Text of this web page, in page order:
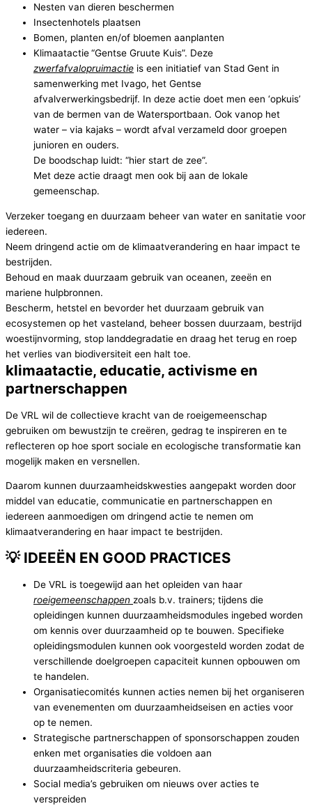
Nesten van dieren beschermen
Insectenhotels plaatsen
Bomen, planten en/of bloemen aanplanten
Klimaatactie“Gentse Gruute Kuis”. Deze
zwerfafvalopruimactie is een initiatief van Stad Gent in
samenwerking met Ivago, het Gentse
afvalverwerkingsbedrijf. In deze actie doet men een ‘opkuis’
van de bermen van de Watersportbaan. Ook vanop het
water – via kajaks – wordt afval verzameld door groepen
junioren en ouders.
De boodschap luidt: “hier start de zee”.
Met deze actie draagt men ook bij aan de lokale
gemeenschap.
Verzeker toegang en duurzaam beheer van water en sanitatie voor
iedereen.
Neem dringend actie om de klimaatverandering en haar impact te
bestrijden.
Behoud en maak duurzaam gebruik van oceanen, zeeën en
mariene hulpbronnen.
Bescherm, hetstel en bevorder het duurzaam gebruik van
ecosystemen op het vasteland, beheer bossen duurzaam, bestrijd
woestijnvorming, stop landdegradatie en draag het terug en roep
het verlies van biodiversiteit een halt toe.
klimaatactie, educatie, activisme en
partnerschappen
De VRL wil de collectieve kracht van de roeigemeenschap
gebruiken om bewustzijn te creëren, gedrag te inspireren en te
reflecteren op hoe sport sociale en ecologische transformatie kan
mogelijk maken en versnellen.
Daarom kunnen duurzaamheidskwesties aangepakt worden door
middel van educatie, communicatie en partnerschappen en
iedereen aanmoedigen om dringend actie te nemen om
klimaatverandering en haar impact te bestrijden.
💡 IDEEËN EN GOOD PRACTICES
De VRL is toegewijd aan het opleiden van haar
roeigemeenschappen zoals b.v. trainers; tijdens die
opleidingen kunnen duurzaamheidsmodules ingebed worden
om kennis over duurzaamheid op te bouwen. Specifieke
opleidingsmodulen kunnen ook voorgesteld worden zodat de
verschillende doelgroepen capaciteit kunnen opbouwen om
te handelen.
Organisatiecomités kunnen acties nemen bij het organiseren
van evenementen om duurzaamheidseisen en acties voor
op te nemen.
Strategische partnerschappen of sponsorschappen zouden
enken met organisaties die voldoen aan
duurzaamheidscriteria gebeuren.
Social media’s gebruiken om nieuws over acties te
verspreiden